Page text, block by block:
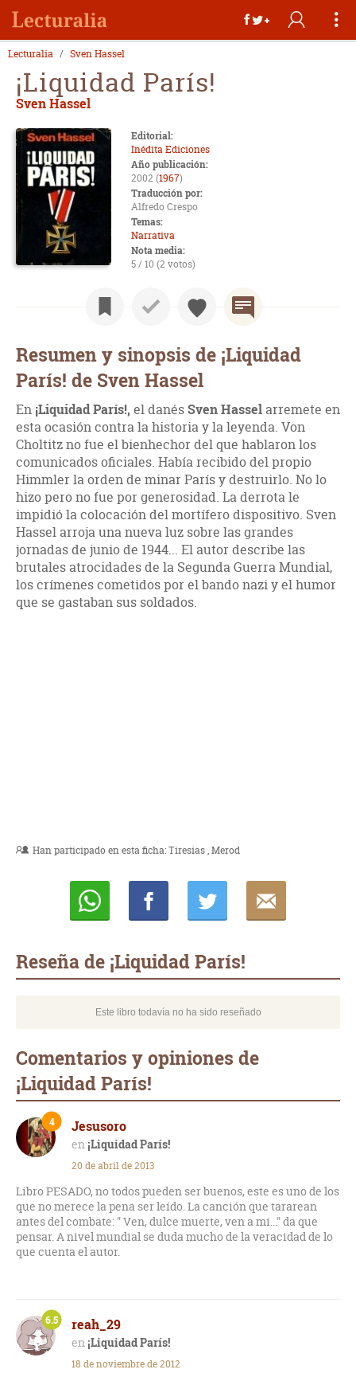
Lecturalia Sven Hassel
¡Liquidad París!
Sven Hassel
Editorial:
Inédita Ediciones
Año publicación:
2002 (1967)
Traducción por:
Alfredo Crespo
Temas:
Narrativa
Nota media:
5 / 10 (2 votos)
Resumen y sinopsis de ¡Liquidad
París! de Sven Hassel
En ¡Liquidad París!, el danésSven Hassel arremete en
esta ocasión contra la historia y la leyenda. Von
Choltitz no fue el bienhechor del que hablaron los
comunicados oficiales. Había recibido del propio
Himmler la orden de minar París y destruirlo. No lo
hizo pero no fue por generosidad. La derrota le
impidió la colocación del mortífero dispositivo. Sven
Hassel arroja una nueva luz sobre las grandes
jornadas de junio de 1944... El autor describe las
brutales atrocidades de la Segunda Guerra Mundial,
los crímenes cometidos por el bando nazi y el humor
que se gastaban sus soldados.
Han participado en esta ficha:Tiresias Merod
Reseña de ¡Liquidad París!
Este libro todavía no ha sido reseñado
Comentarios y opiniones de
¡Liquidad París!
Jesusoro
¡Liquidad París!
4
20 de abril de 2013
Libro PESADO, no todos pueden ser buenos, este es uno de los
que no merece la pena ser leído. La canción que tararean
antes del combate: " Ven, dulce muerte, ven a mi..." da que
pensar. A nivel mundial se duda mucho de la veracidad de lo
que cuenta el autor.
reah_29
¡Liquidad París!
6.5
18 de noviembre de 2012